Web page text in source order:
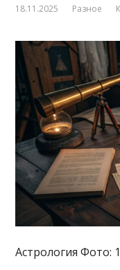
18.11.2025 Разное
Астрология Фото: